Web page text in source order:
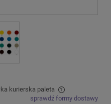
kurierska paleta
płatności
sprawdź formy dostawy